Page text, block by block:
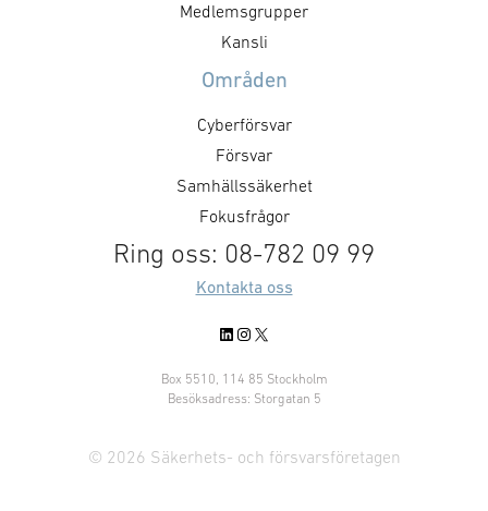
Medlemsgrupper
Kansli
Områden
Cyberförsvar
Försvar
Samhällssäkerhet
Fokusfrågor
Ring oss: 08-782 09 99
Kontakta oss
LinkedIn
Instagram
X
Box 5510, 114 85 Stockholm
Besöksadress: Storgatan 5
© 2026 Säkerhets- och försvarsföretagen